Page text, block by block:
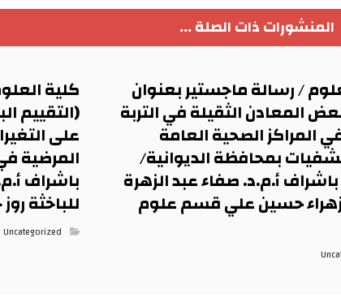
المنشورات ذات الصلة ...
/ رسالة ماجستير بعنوان
المعادن الثقيلة في التربة
المراكز الصحية العامة
بمحافظة الديوانية/
أ.م.د. صفاء عبد الزهرة
زهراء حسين علي قسم علوم
كلية
(التقييم
على
المرضية
باشراف
للباخثة
Uncategorized